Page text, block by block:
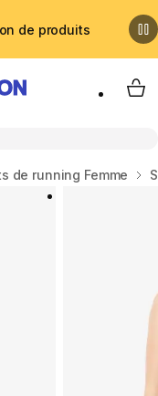
de produits
My
de running Femme